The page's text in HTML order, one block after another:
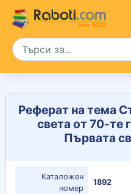
Реферат на тема
света от 70-те
Първата
Каталожен
номер
1892